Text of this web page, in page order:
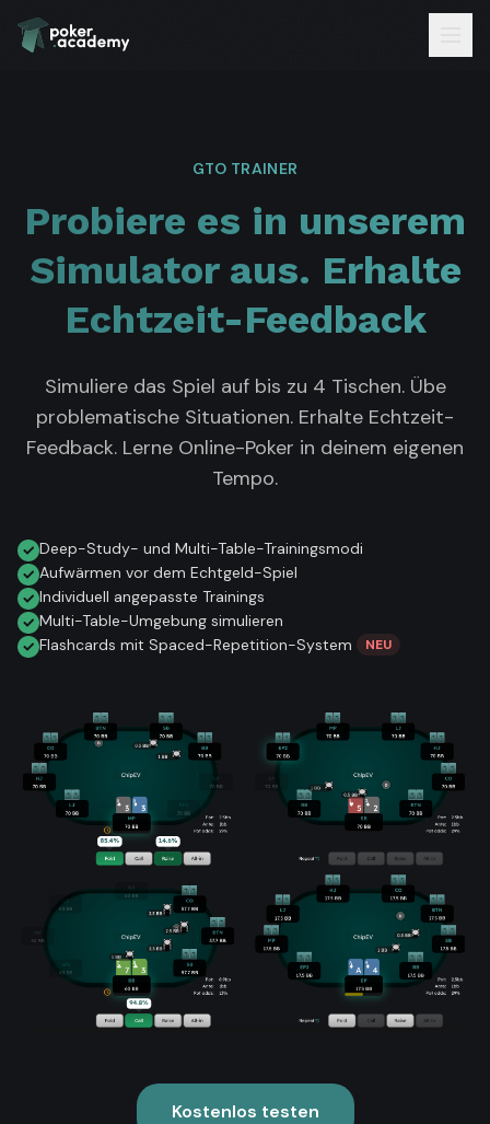
GTO TRAINER
Probiere es in unserem
Simulator aus. Erhalte
Echtzeit-Feedback
Simuliere das Spiel auf bis zu 4 Tischen. Übe
problematische Situationen. Erhalte Echtzeit-
Feedback. Lerne Online-Poker in deinem eigenen
Tempo.
Deep-Study- und Multi-Table-Trainingsmodi
Aufwärmen vor dem Echtgeld-Spiel
Individuell angepasste Trainings
Multi-Table-Umgebung simulieren
Flashcards mit Spaced-Repetition-System
NEU
Kostenlos testen